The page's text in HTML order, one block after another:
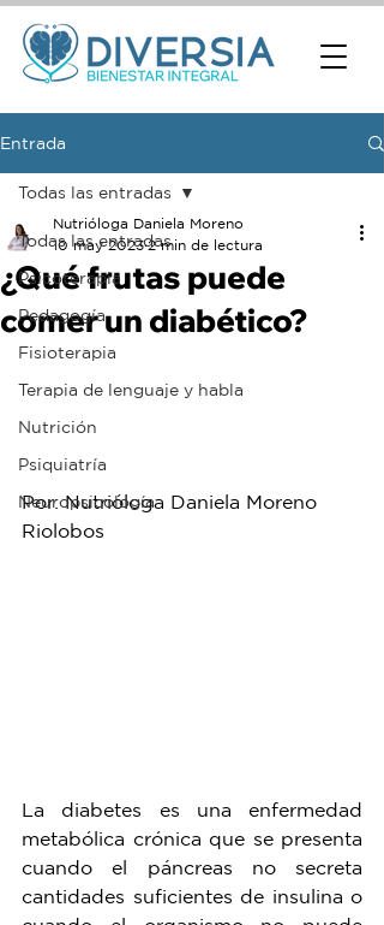
Entrada
Todas las entradas
Psicoterapia
Pedagogía
Fisioterapia
Terapia de lenguaje y habla
Nutrición
Psiquiatría
Neuropsicología
Todas las entradas
¿Qué frutas puede
comer un diabético?
Nutrióloga Daniela Moreno
10 may 2023 2 min de lectura
Por: Nutrióloga Daniela Moreno
Riolobos
La diabetes es una enfermedad
metabólica crónica que se presenta
cuando el páncreas no secreta
cantidades suficientes de insulina o